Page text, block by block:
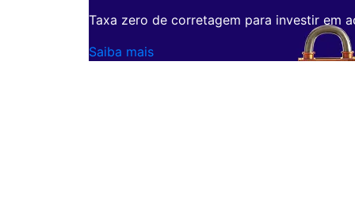
Taxa zero de corretagem para investir em
Saiba mais